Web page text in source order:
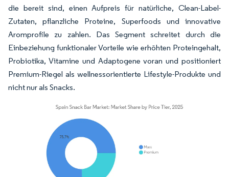
die bereit sind, einen Aufpreis für natürliche, Clean-Label-
Zutaten, pflanzliche Proteine, Superfoods und innovative
Aromprofile zu zahlen. Das Segment schreitet durch die
Einbeziehung funktionaler Vorteile wie erhöhten Proteingehalt,
Probiotika, Vitamine und Adaptogene voran und positioniert
Premium-Riegel als wellnessorientierte Lifestyle-Produkte und
nicht nur als Snacks.